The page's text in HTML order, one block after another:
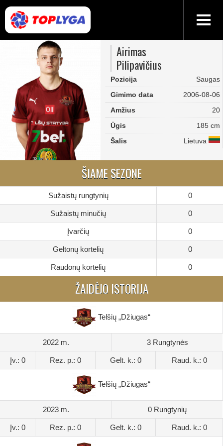
Airimas
Pilipavičius
Pozicija
Saugas
Gimimo data
2006-08-06
Amžius
20
Ūgis
185 cm
Šalis
Lietuva
ŠIAME SEZONE
Sužaistų rungtynių 0
Sužaistų minučių 0
Įvarčių 0
Geltonų kortelių 0
Raudonų kortelių 0
ŽAIDĖJO ISTORIJA
Telšių „Džiugas“
2022 m. 3 Rungtynės
Įv.: 0 Rez. p.: 0 Gelt. k.: 0 Raud. k.: 0
Telšių „Džiugas“
2023 m. 0 Rungtynių
Įv.: 0 Rez. p.: 0 Gelt. k.: 0 Raud. k.: 0